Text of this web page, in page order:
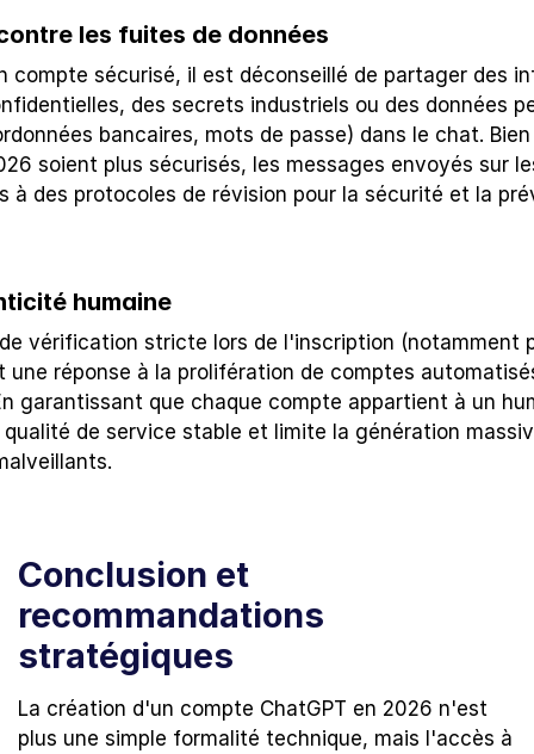
les fuites de données
compte sécurisé, il est déconseillé de partager des
des secrets industriels ou des données
bancaires, mots de passe) dans le chat.
soient plus sécurisés, les messages envoyés sur
à des protocoles de révision pour la sécurité et la
humaine
vérification stricte lors de l'inscription (notamment
une réponse à la prolifération de comptes
garantissant que chaque compte appartient à un
de service stable et limite la génération
Conclusion et
recommandations
stratégiques
La création d'un compte ChatGPT en 2026 n'est
plus une simple formalité technique, mais l'accès à